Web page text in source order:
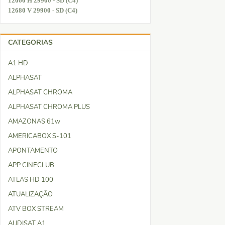
12680 V 29900 - SD (C4)
CATEGORIAS
A1 HD
ALPHASAT
ALPHASAT CHROMA
ALPHASAT CHROMA PLUS
AMAZONAS 61w
AMERICABOX S-101
APONTAMENTO
APP CINECLUB
ATLAS HD 100
ATUALIZAÇÃO
ATV BOX STREAM